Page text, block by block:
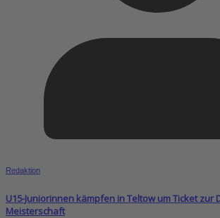
Redaktion
U15-Juniorinnen kämpfen in Teltow um Ticket zur
Meisterschaft